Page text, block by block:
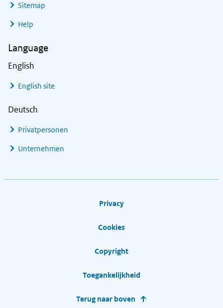
Sitemap
Help
Language
English
English site
Deutsch
Privatpersonen
Unternehmen
Privacy
Cookies
Copyright
Toegankelijkheid
Terug naar boven